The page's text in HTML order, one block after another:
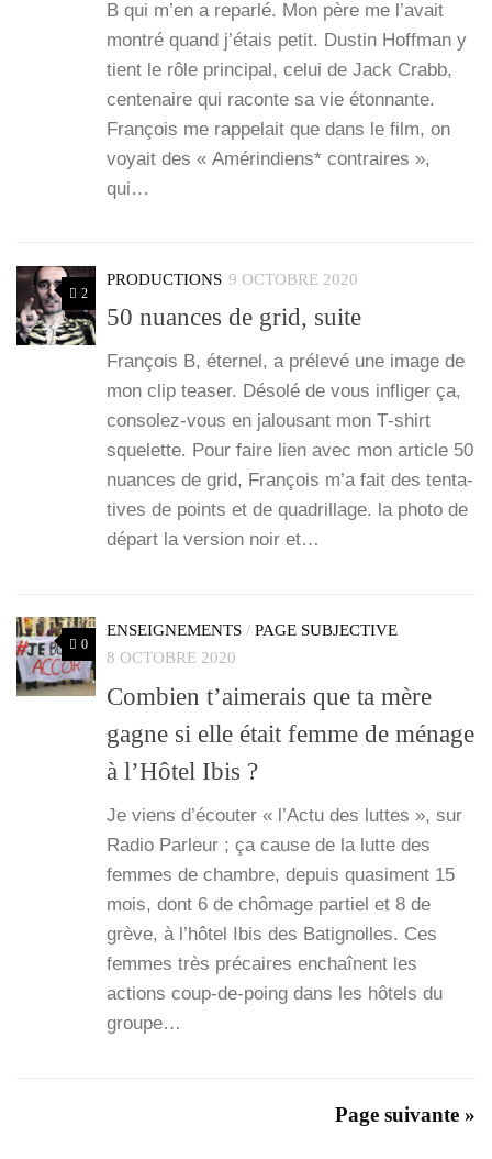
B qui m’en a repar­lé. Mon père me l’a­vait
mon­tré quand j’é­tais petit. Dus­tin Hoff­man y
tient le rôle prin­ci­pal, celui de Jack Crabb,
cen­te­naire qui raconte sa vie éton­nante.
Fran­çois me rap­pe­lait que dans le film, on
voyait des « Amé­rin­diens* contraires »,
qui…
2
PRODUCTIONS 9 OCTOBRE 2020
50 nuances de grid, suite
Fran­çois B, éter­nel, a pré­le­vé une image de
mon clip tea­ser. Déso­lé de vous infli­ger ça,
conso­­lez-vous en jalou­sant mon T‑shirt
sque­lette. Pour faire lien avec mon article 50
nuances de grid, Fran­çois m’a fait des ten­ta­
tives de points et de qua­drillage. la pho­to de
départ la ver­sion noir et…
0
ENSEIGNEMENTS / PAGE SUBJECTIVE
8 OCTOBRE 2020
Combien t’aimerais que ta mère
gagne si elle était femme de ménage
à l’Hôtel Ibis ?
Je viens d’é­cou­ter « l’Ac­tu des luttes », sur
Radio Par­leur ; ça cause de la lutte des
femmes de chambre, depuis qua­si­ment 15
mois, dont 6 de chô­mage par­tiel et 8 de
grève, à l’hô­tel Ibis des Bati­gnolles. Ces
femmes très pré­caires enchaînent les
actions coup-de-poing dans les hôtels du
groupe…
Page suivante »